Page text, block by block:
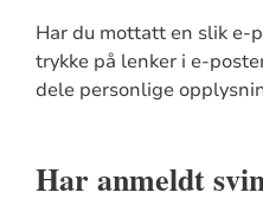
Har du mottatt en slik e-
trykke på lenker i e-
dele personlige
Har anmeldt